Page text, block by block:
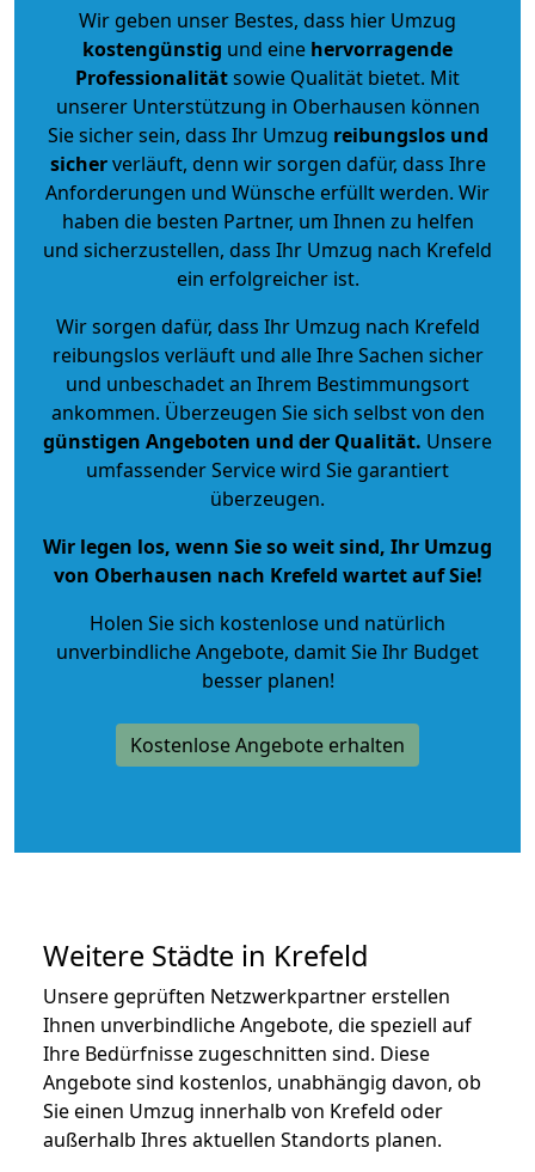
Wir geben unser Bestes, dass hier Umzug
kostengünstig und eine hervorragende
Professionalitätsowie Qualität bietet. Mit
unserer Unterstützung in Oberhausen können
Sie sicher sein, dass Ihr Umzug reibungslos und
sicherverläuft, denn wir sorgen dafür, dass Ihre
Anforderungen und Wünsche erfüllt werden. Wir
haben die besten Partner, um Ihnen zu helfen
und sicherzustellen, dass Ihr Umzug nach Krefeld
ein erfolgreicher ist.
Wir sorgen dafür, dass Ihr Umzug nach Krefeld
reibungslos verläuft und alle Ihre Sachen sicher
und unbeschadet an Ihrem Bestimmungsort
ankommen. Überzeugen Sie sich selbst von den
günstigen Angeboten und der Qualität. Unsere
umfassender Service wird Sie garantiert
überzeugen.
Wir legen los, wenn Sie so weit sind, Ihr Umzug
von Oberhausen nach Krefeld wartet auf Sie!
Holen Sie sich kostenlose und natürlich
unverbindliche Angebote, damit Sie Ihr Budget
besser planen!
Kostenlose Angebote erhalten
Weitere Städte in Krefeld
Unsere geprüften Netzwerkpartner erstellen
Ihnen unverbindliche Angebote, die speziell auf
Ihre Bedürfnisse zugeschnitten sind. Diese
Angebote sind kostenlos, unabhängig davon, ob
Sie einen Umzug innerhalb von Krefeld oder
außerhalb Ihres aktuellen Standorts planen.